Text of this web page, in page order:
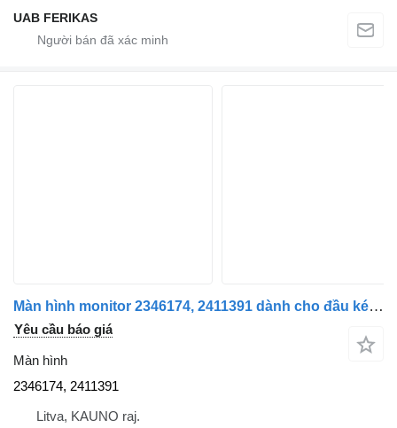
UAB FERIKAS
Màn hình monitor 2346174, 2411391 dành cho đầu kéo DAF XF, XG
Yêu cầu báo giá
Màn hình
2346174, 2411391
Litva, KAUNO raj.